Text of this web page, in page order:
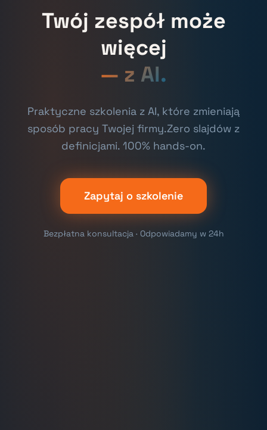
Twój zespół może
więcej
— z AI.
Praktyczne szkolenia z AI, które zmieniają
sposób pracy Twojej firmy.Zero slajdów z
definicjami. 100% hands-on.
Zapytaj o szkolenie
Bezpłatna konsultacja · Odpowiadamy w 24h